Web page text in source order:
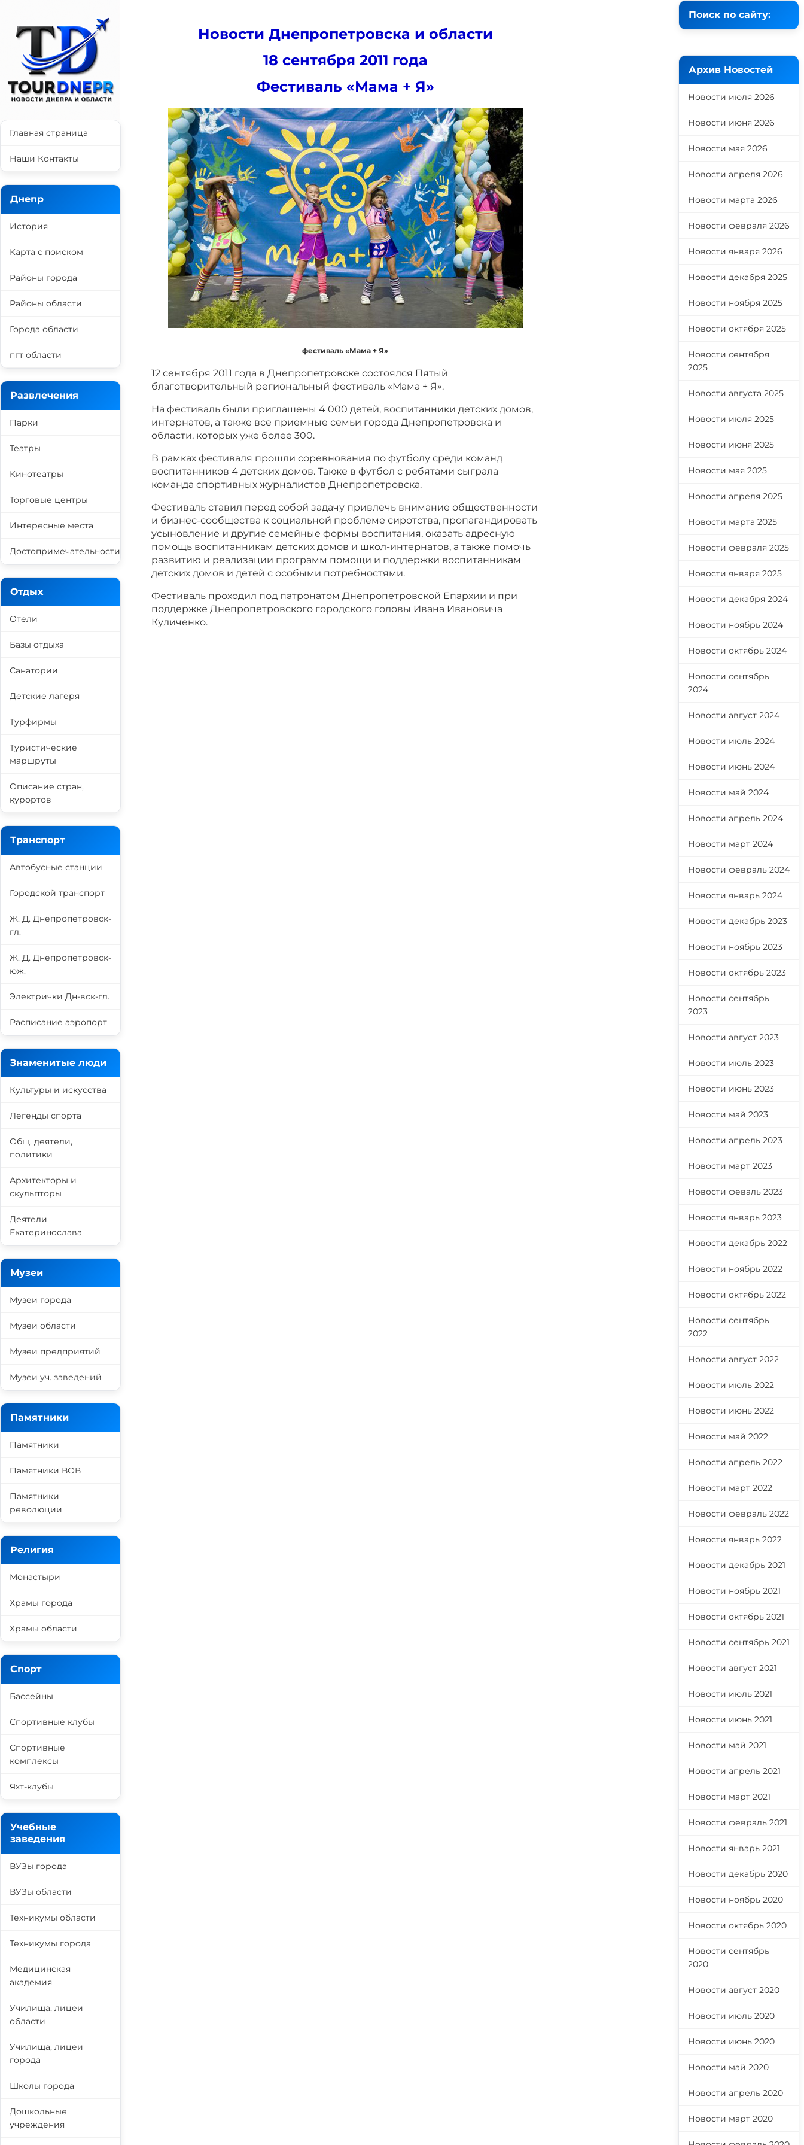
Новости Днепропетровска и области
18 сентября 2011 года
Фестиваль «Мама + Я»
фестиваль «Мама + Я»
12 сентября 2011 года в Днепропетровске состоялся Пятый
благотворительный региональный фестиваль «Мама + Я».
На фестиваль были приглашены 4 000 детей, воспитанники детских домов,
интернатов, а также все приемные семьи города Днепропетровска и
области, которых уже более 300.
В рамках фестиваля прошли соревнования по футболу среди команд
воспитанников 4 детских домов. Также в футбол с ребятами сыграла
команда спортивных журналистов Днепропетровска.
Фестиваль ставил перед собой задачу привлечь внимание общественности
и бизнес-сообщества к социальной проблеме сиротства, пропагандировать
усыновление и другие семейные формы воспитания, оказать адресную
помощь воспитанникам детских домов и школ-интернатов, а также помочь
развитию и реализации программ помощи и поддержки воспитанникам
детских домов и детей с особыми потребностями.
Фестиваль проходил под патронатом Днепропетровской Епархии и при
поддержке Днепропетровского городского головы Ивана Ивановича
Куличенко.
Главная страница
Наши Контакты
Днепр
История
Карта с поиском
Районы города
Районы области
Города области
пгт области
Развлечения
Парки
Театры
Кинотеатры
Торговые центры
Интересные места
Достопримечательности
Отдых
Отели
Базы отдыха
Санатории
Детские лагеря
Турфирмы
Туристические
маршруты
Описание стран,
курортов
Транспорт
Автобусные станции
Городской транспорт
Ж. Д. Днепропетровск-
гл.
Ж. Д. Днепропетровск-
юж.
Электрички Дн-вск-гл.
Расписание аэропорт
Знаменитые люди
Культуры и искусства
Легенды спорта
Общ. деятели,
политики
Архитекторы и
скульпторы
Деятели
Екатеринослава
Музеи
Музеи города
Музеи области
Музеи предприятий
Музеи уч. заведений
Памятники
Памятники
Памятники ВОВ
Памятники
революции
Религия
Монастыри
Храмы города
Храмы области
Спорт
Бассейны
Спортивные клубы
Спортивные
комплексы
Яхт-клубы
Учебные
заведения
ВУЗы города
ВУЗы области
Техникумы области
Техникумы города
Медицинская
академия
Училища, лицеи
области
Училища, лицеи
города
Школы города
Дошкольные
учреждения
Поиск по сайту:
Архив Новостей
Новости июля 2026
Новости июня 2026
Новости мая 2026
Новости апреля 2026
Новости марта 2026
Новости февраля 2026
Новости января 2026
Новости декабря 2025
Новости ноября 2025
Новости октября 2025
Новости сентября
2025
Новости августа 2025
Новости июля 2025
Новости июня 2025
Новости мая 2025
Новости апреля 2025
Новости марта 2025
Новости февраля 2025
Новости января 2025
Новости декабря 2024
Новости ноябрь 2024
Новости октябрь 2024
Новости сентябрь
2024
Новости август 2024
Новости июль 2024
Новости июнь 2024
Новости май 2024
Новости апрель 2024
Новости март 2024
Новости февраль 2024
Новости январь 2024
Новости декабрь 2023
Новости ноябрь 2023
Новости октябрь 2023
Новости сентябрь
2023
Новости август 2023
Новости июль 2023
Новости июнь 2023
Новости май 2023
Новости апрель 2023
Новости март 2023
Новости феваль 2023
Новости январь 2023
Новости декабрь 2022
Новости ноябрь 2022
Новости октябрь 2022
Новости сентябрь
2022
Новости август 2022
Новости июль 2022
Новости июнь 2022
Новости май 2022
Новости апрель 2022
Новости март 2022
Новости февраль 2022
Новости январь 2022
Новости декабрь 2021
Новости ноябрь 2021
Новости октябрь 2021
Новости сентябрь 2021
Новости август 2021
Новости июль 2021
Новости июнь 2021
Новости май 2021
Новости апрель 2021
Новости март 2021
Новости февраль 2021
Новости январь 2021
Новости декабрь 2020
Новости ноябрь 2020
Новости октябрь 2020
Новости сентябрь
2020
Новости август 2020
Новости июль 2020
Новости июнь 2020
Новости май 2020
Новости апрель 2020
Новости март 2020